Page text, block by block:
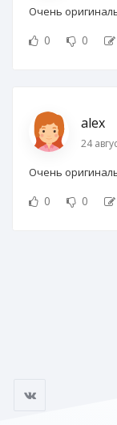
Очень
0 0
alex
24
Очень
0 0